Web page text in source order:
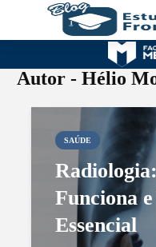
Autor - Hélio
SAÚDE
Funciona
Essencial